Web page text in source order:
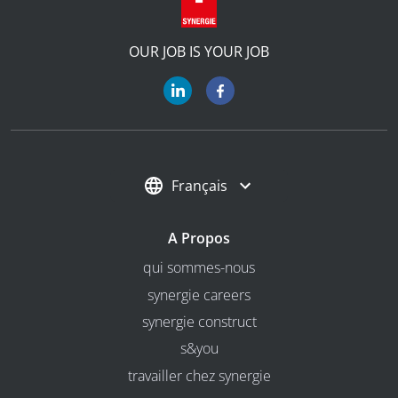
OUR JOB IS YOUR JOB
Français
A Propos
qui sommes-nous
synergie careers
synergie construct
s&you
travailler chez synergie